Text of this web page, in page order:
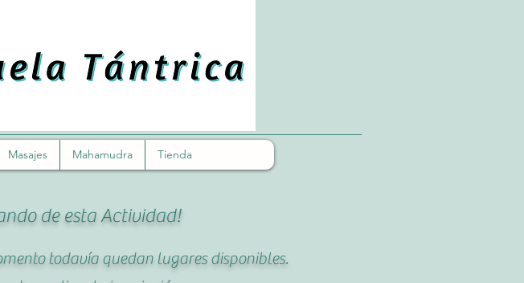
Masajes Mahamudra Tienda
de esta Actividad!
todavía quedan lugares disponibles.